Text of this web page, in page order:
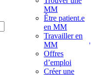
MM
Être patient.e
en MM
Travailler en
MM
Offres
d’emploi
Créer une